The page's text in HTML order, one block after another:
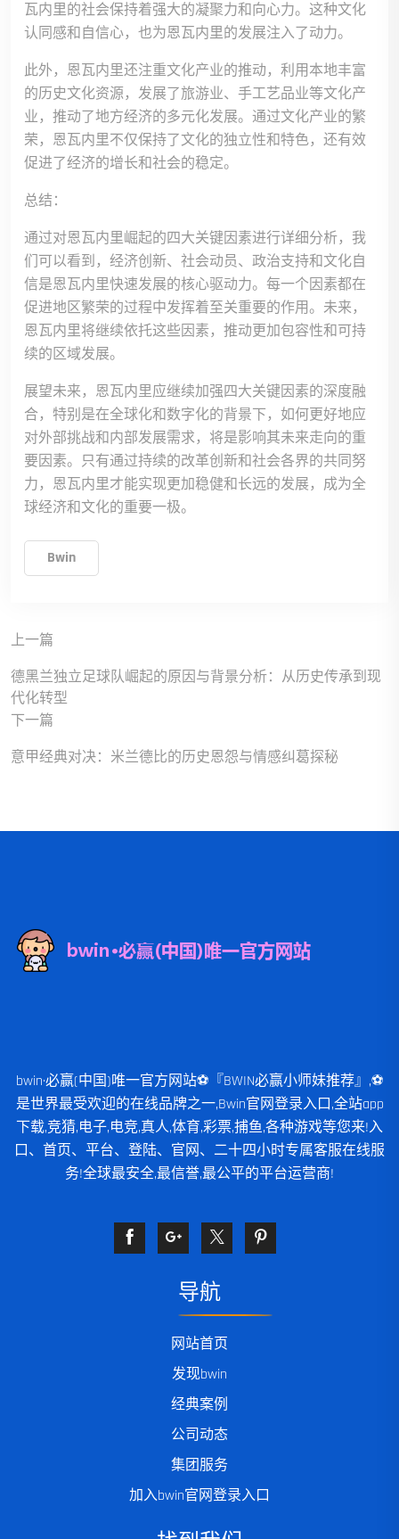
瓦内里的社会保持着强大的凝聚力和向心力。这种文化
认同感和自信心，也为恩瓦内里的发展注入了动力。
此外，恩瓦内里还注重文化产业的推动，利用本地丰富
的历史文化资源，发展了旅游业、手工艺品业等文化产
业，推动了地方经济的多元化发展。通过文化产业的繁
荣，恩瓦内里不仅保持了文化的独立性和特色，还有效
促进了经济的增长和社会的稳定。
总结：
通过对恩瓦内里崛起的四大关键因素进行详细分析，我
们可以看到，经济创新、社会动员、政治支持和文化自
信是恩瓦内里快速发展的核心驱动力。每一个因素都在
促进地区繁荣的过程中发挥着至关重要的作用。未来，
恩瓦内里将继续依托这些因素，推动更加包容性和可持
续的区域发展。
展望未来，恩瓦内里应继续加强四大关键因素的深度融
合，特别是在全球化和数字化的背景下，如何更好地应
对外部挑战和内部发展需求，将是影响其未来走向的重
要因素。只有通过持续的改革创新和社会各界的共同努
力，恩瓦内里才能实现更加稳健和长远的发展，成为全
球经济和文化的重要一极。
Bwin
上一篇
德黑兰独立足球队崛起的原因与背景分析：从历史传承到现
代化转型
下一篇
意甲经典对决：米兰德比的历史恩怨与情感纠葛探秘
bwin·必赢(中国)唯一官方网站⚽️『BWIN必赢小师妹推荐』,⚽️
是世界最受欢迎的在线品牌之一,Bwin官网登录入口,全站app
下载,竞猜,电子,电竞,真人,体育,彩票,捕鱼,各种游戏等您来!入
口、首页、平台、登陆、官网、二十四小时专属客服在线服
务!全球最安全,最信誉,最公平的平台运营商!
导航
网站首页
发现bwin
经典案例
公司动态
集团服务
加入bwin官网登录入口